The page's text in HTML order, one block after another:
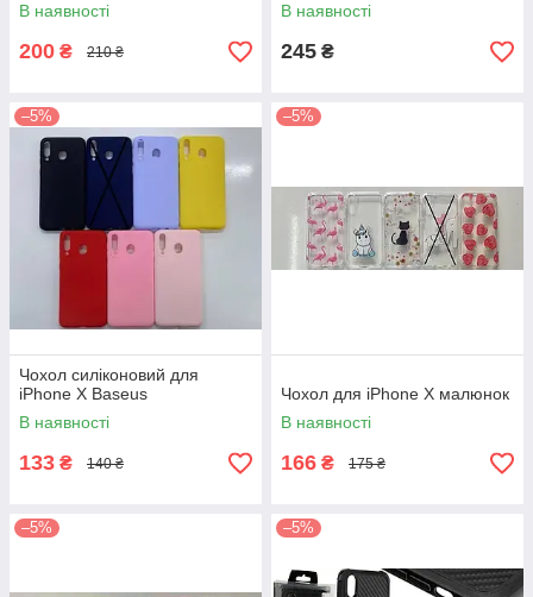
В наявності
200 ₴ 210 ₴
В наявності
245 ₴
–5%
Чохол силіконовий для
iPhone X Baseus
В наявності
133 ₴ 140 ₴
–5%
Чохол для iPhone X малюнок
В наявності
166 ₴ 175 ₴
–5% –5%